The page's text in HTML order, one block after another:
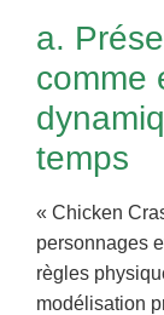
a.
comme
temps
« Chicken
personnages
règles
modélisation